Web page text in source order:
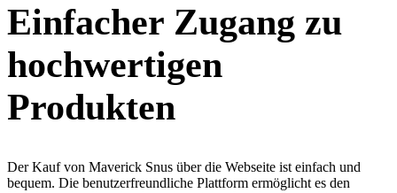
Einfacher Zugang zu
hochwertigen
Produkten
Der Kauf von Maverick Snus über die Webseite ist einfach und
bequem. Die benutzerfreundliche Plattform ermöglicht es den